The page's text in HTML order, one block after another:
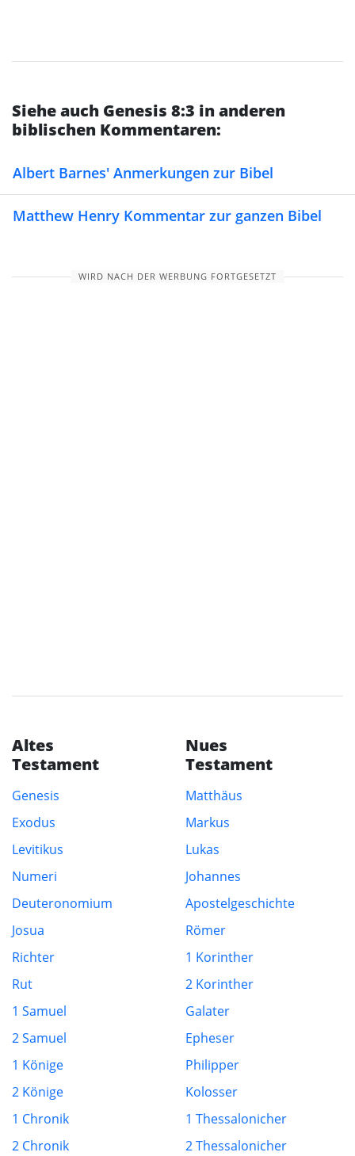
Siehe auch Genesis 8:3 in anderen
biblischen Kommentaren:
Albert Barnes' Anmerkungen zur Bibel
Matthew Henry Kommentar zur ganzen Bibel
WIRD NACH DER WERBUNG FORTGESETZT
Altes
Testament
Genesis
Exodus
Levitikus
Numeri
Deuteronomium
Josua
Richter
Rut
1 Samuel
2 Samuel
1 Könige
2 Könige
1 Chronik
2 Chronik
Nues
Testament
Matthäus
Markus
Lukas
Johannes
Apostelgeschichte
Römer
1 Korinther
2 Korinther
Galater
Epheser
Philipper
Kolosser
1 Thessalonicher
2 Thessalonicher